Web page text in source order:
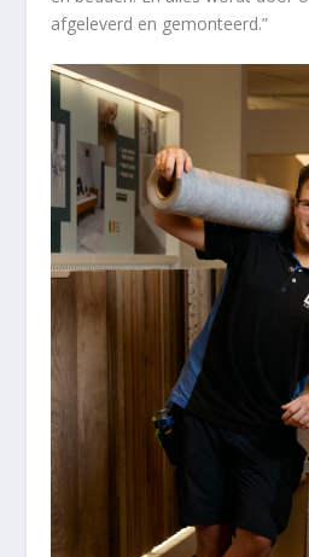
afgeleverd en gemonteerd.”